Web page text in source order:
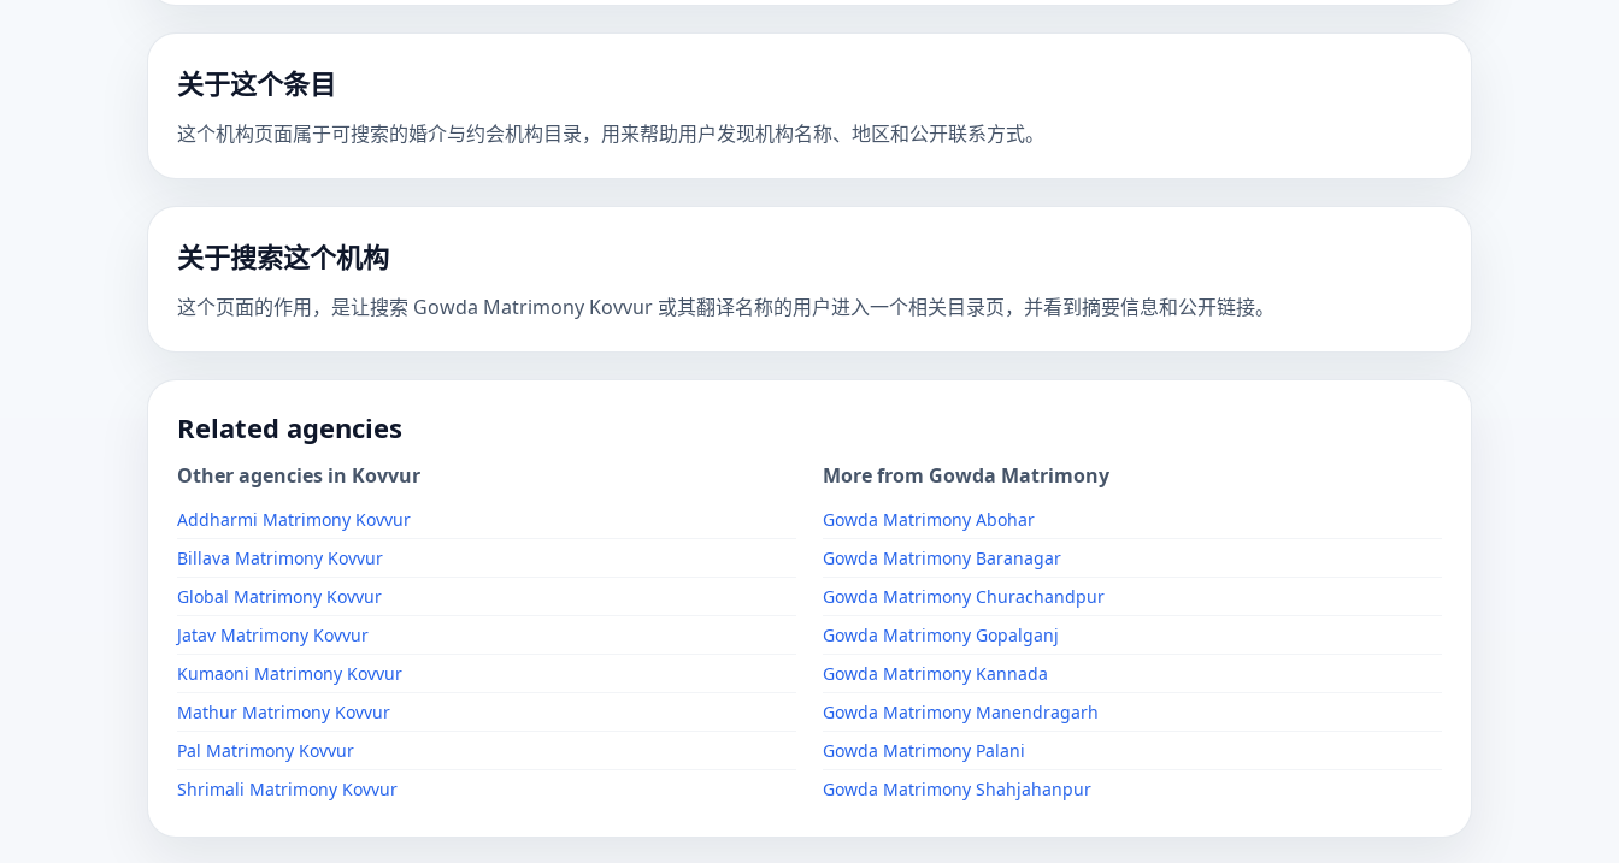
关于这个条目
这个机构页面属于可搜索的婚介与约会机构目录，用来帮助用户发现机构名称、地区和公开联系方式。
关于搜索这个机构
这个页面的作用，是让搜索 Gowda Matrimony Kovvur 或其翻译名称的用户进入一个相关目录页，并看到摘要信息和公开链接。
Related agencies
Other agencies in Kovvur
Addharmi Matrimony Kovvur
Billava Matrimony Kovvur
Global Matrimony Kovvur
Jatav Matrimony Kovvur
Kumaoni Matrimony Kovvur
Mathur Matrimony Kovvur
Pal Matrimony Kovvur
Shrimali Matrimony Kovvur
More from Gowda Matrimony
Gowda Matrimony Abohar
Gowda Matrimony Baranagar
Gowda Matrimony Churachandpur
Gowda Matrimony Gopalganj
Gowda Matrimony Kannada
Gowda Matrimony Manendragarh
Gowda Matrimony Palani
Gowda Matrimony Shahjahanpur